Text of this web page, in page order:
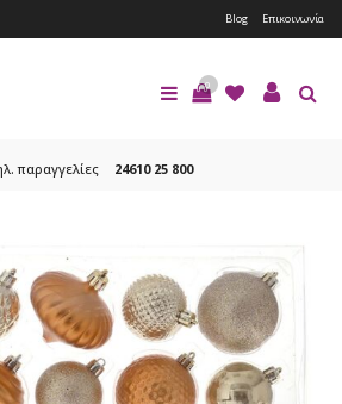
Blog Επικοινωνία
0
παραγγελίες 24610 25 800